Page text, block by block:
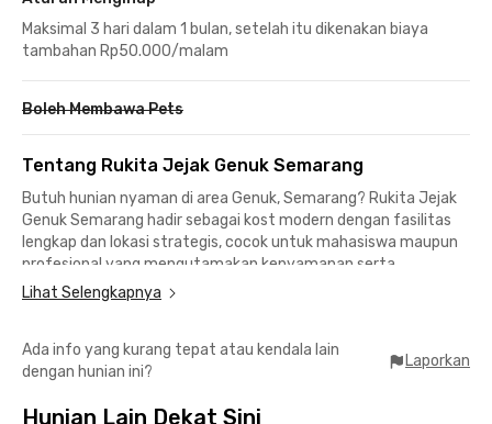
Maksimal 3 hari dalam 1 bulan, setelah itu dikenakan biaya
tambahan Rp50.000/malam
Boleh Membawa Pets
Tentang Rukita Jejak Genuk Semarang
Butuh hunian nyaman di area Genuk, Semarang? Rukita Jejak
Genuk Semarang hadir sebagai kost modern dengan fasilitas
lengkap dan lokasi strategis, cocok untuk mahasiswa maupun
profesional yang mengutamakan kenyamanan serta
kemudahan akses ke berbagai titik penting kota.
📍Universitas Islam Sultan Agung - 8 menit
📍Terminal Terboyo Semarang - 9 menit
📍Paragon City Mall Semarang - 22 menit
Lihat Selengkapnya
Ada info yang kurang tepat atau kendala lain
dengan hunian ini?
Laporkan
Hunian Lain Dekat Sini